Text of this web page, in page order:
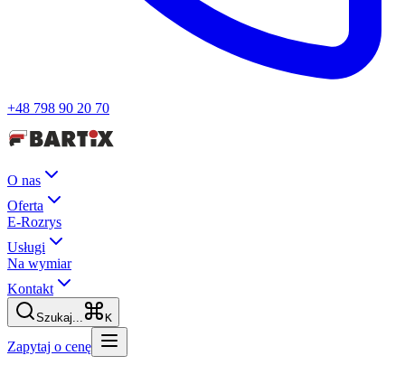
+48 798 90 20 70
O nas
Oferta
E-Rozrys
Usługi
Na wymiar
Kontakt
Szukaj... K
Zapytaj o cenę